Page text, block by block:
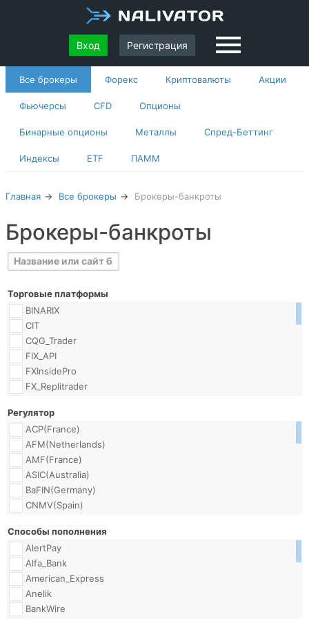
Вход Регистрация
Все брокеры Форекс Криптовалюты Акции
Фьючерсы CFD Опционы
Бинарные опционы Металлы Спред-Беттинг
Индексы ETF ПАММ
Главная Все брокеры Брокеры-банкроты
Брокеры-банкроты
Торговые платформы
BINARIX
CIT
CQG_Trader
FIX_API
FXInsidePro
FX_Replitrader
FrontStocks_PRO
ICTS(ActTrader)
MT4
MT4_Android
MT4_Mobile
MT4_MobileSE
MT4_MultiTerminal
MT5
MT5_Mobile
Mirror_Trader
MobileTrader
PowerTrader
ProTrader
Регулятор
ACP(France)
AFM(Netherlands)
AMF(France)
ASIC(Australia)
BaFIN(Germany)
CNMV(Spain)
CRFIN(Russia)
CROFR(Russia)
CySEC(Cyprus)
DMCC(Dubai)
EUEDEX(BVI)
FCA(UK)
Способы пополнения
AlertPay
Alfa_Bank
American_Express
Anelik
BankWire